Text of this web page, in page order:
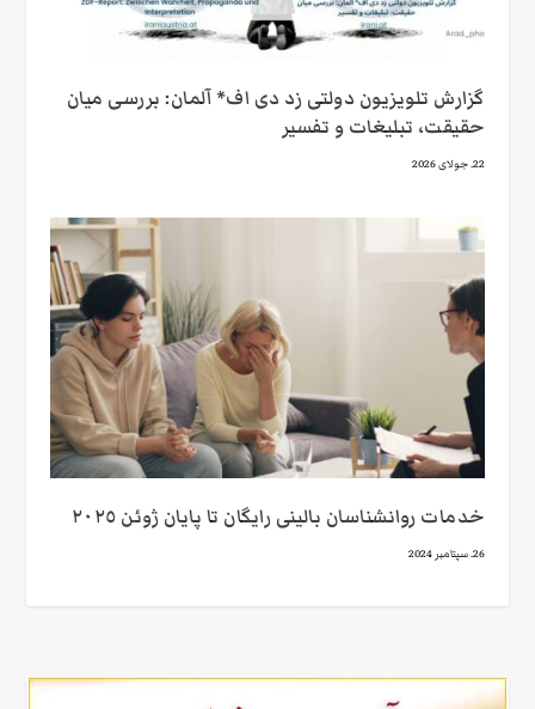
گزارش تلویزیون دولتی زد دی اف* آلمان: بررسی میان
حقیقت، تبلیغات و تفسیر
22. جولای 2026
خدمات روانشناسان بالينى رايگان تا پایان ژوئن ٢٠٢٥
26. سپتامبر 2024